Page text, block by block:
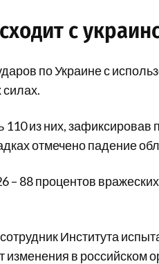
с
по Украине с
из них, зафиксировав
отмечено падение
– 88 процентов
Института
в российском